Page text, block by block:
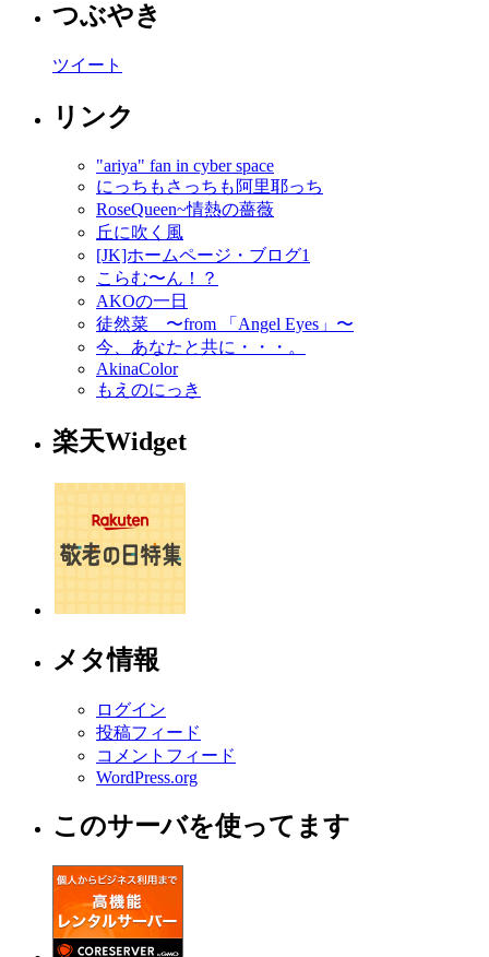
つぶやき
ツイート
リンク
"ariya" fan in cyber space
にっちもさっちも阿里耶っち
RoseQueen~情熱の薔薇
丘に吹く風
[JK]ホームページ・ブログ1
こらむ〜ん！？
AKOの一日
徒然菜 〜from 「Angel Eyes」〜
今、あなたと共に・・・。
AkinaColor
もえのにっき
楽天Widget
メタ情報
ログイン
投稿フィード
コメントフィード
WordPress.org
このサーバを使ってます